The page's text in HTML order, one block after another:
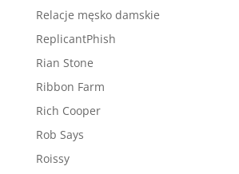
Relacje męsko damskie
ReplicantPhish
Rian Stone
Ribbon Farm
Rich Cooper
Rob Says
Roissy